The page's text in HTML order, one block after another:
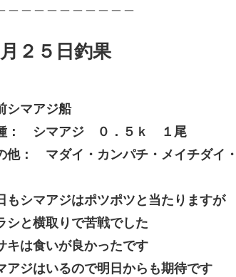
２５日釣果
シマアジ船
： シマアジ ０．５ｋ １尾
他： マダイ・カンパチ・メイチダイ
もシマアジはポツポツと当たりますが
シと横取りで苦戦でした
キは食いが良かったです
アジはいるので明日からも期待です